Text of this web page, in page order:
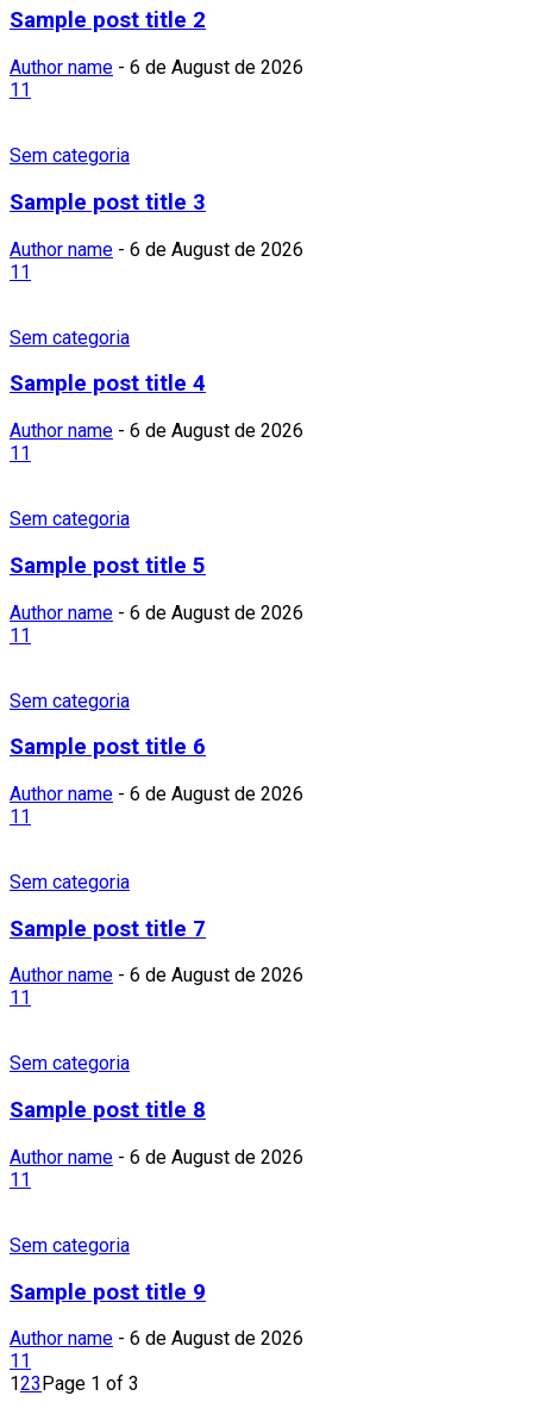
Sample post title 2
Author name - 6 de August de 2026
11
Sem categoria
Sample post title 3
Author name - 6 de August de 2026
11
Sem categoria
Sample post title 4
Author name - 6 de August de 2026
11
Sem categoria
Sample post title 5
Author name - 6 de August de 2026
11
Sem categoria
Sample post title 6
Author name - 6 de August de 2026
11
Sem categoria
Sample post title 7
Author name - 6 de August de 2026
11
Sem categoria
Sample post title 8
Author name - 6 de August de 2026
11
Sem categoria
Sample post title 9
Author name - 6 de August de 2026
11
123 Page 1 of 3